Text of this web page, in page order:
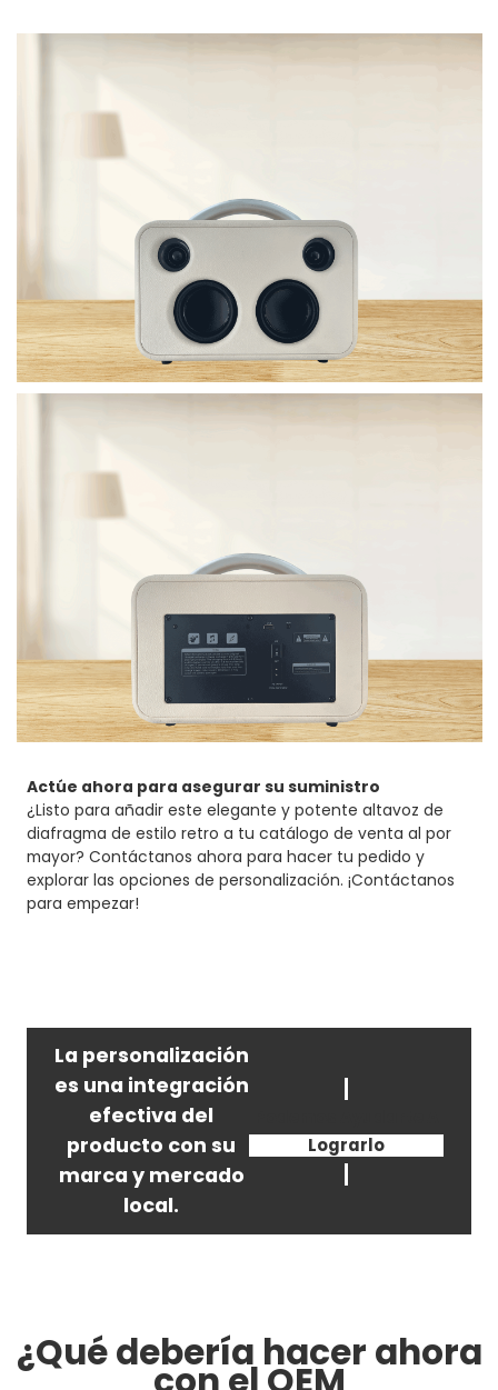
Actúe ahora para asegurar su suministro
¿Listo para añadir este elegante y potente altavoz de
diafragma de estilo retro a tu catálogo de venta al por
mayor? Contáctanos ahora para hacer tu pedido y
explorar las opciones de personalización. ¡Contáctanos
para empezar!
La personalización
es una integración
efectiva del
producto con su
marca y mercado
local.
Lograrlo
¿Qué debería hacer ahora